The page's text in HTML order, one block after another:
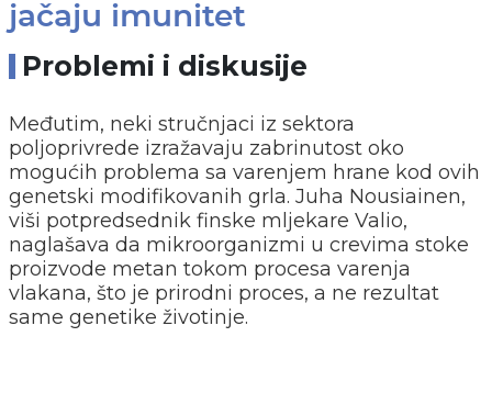
jačaju imunitet
Problemi i diskusije
Međutim, neki stručnjaci iz sektora
poljoprivrede izražavaju zabrinutost oko
mogućih problema sa varenjem hrane kod ovih
genetski modifikovanih grla. Juha Nousiainen,
viši potpredsednik finske mljekare Valio,
naglašava da mikroorganizmi u crevima stoke
proizvode metan tokom procesa varenja
vlakana, što je prirodni proces, a ne rezultat
same genetike životinje.